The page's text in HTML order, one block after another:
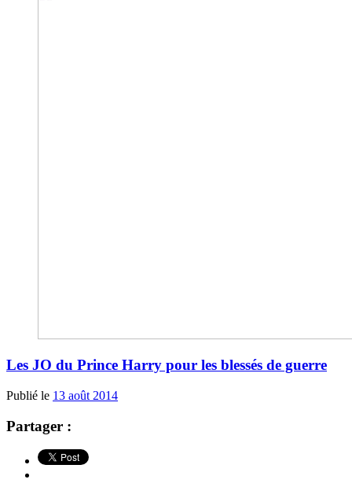
Les JO du Prince Harry pour les blessés de guerre
Publié le 13 août 2014
Partager :